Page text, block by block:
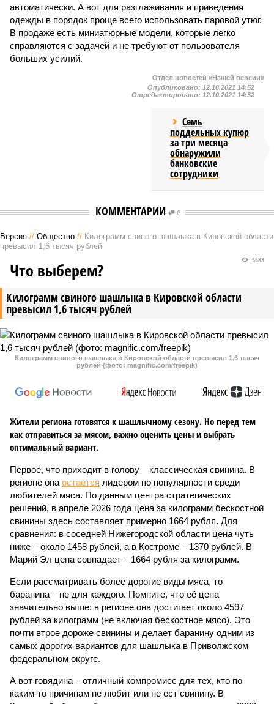
автоматически. А вот для разглаживания и приведения
одежды в порядок проще всего использовать паровой утюг.
В продаже есть миниатюрные модели, которые легко
справляются с задачей и не требуют от пользователя
больших усилий.
Отдел новостей «Нашей версии»
Опубликовано: 12.10.2021 14:52
Отредактировано: 12.10.2021 14:52
Семь
поддельных купюр
за три месяца
обнаружили
банковские
сотрудники
КОММЕНТАРИИ 0
Версия // Общество // Килограмм свиного шашлыка в Кировской области
превысил 1,6 тысяч рублей
Килограмм свиного шашлыка в Кировской области
превысил 1,6 тысяч рублей
5583
Что выберем?
Килограмм свиного шашлыка в Кировской области превысил 1,6 тысяч
рублей (фото: magnific.com/freepik)
Жители региона готовятся к шашлычному сезону. Но перед тем
как отправиться за мясом, важно оценить цены и выбрать
оптимальный вариант.
Первое, что приходит в голову – классическая свинина. В
регионе она остается лидером по популярности среди
любителей мяса. По данным центра стратегических
решений, в апреле 2026 года цена за килограмм бескостной
свинины здесь составляет примерно 1664 рубля. Для
сравнения: в соседней Нижегородской области цена чуть
ниже – около 1458 рублей, а в Костроме – 1370 рублей. В
Марий Эл цена совпадает – 1664 рубля за килограмм.
Если рассматривать более дорогие виды мяса, то
баранина – не для каждого. Помните, что её цена
значительно выше: в регионе она достигает около 4597
рублей за килограмм (не включая бескостное мясо). Это
почти втрое дороже свинины и делает баранину одним из
самых дорогих вариантов для шашлыка в Приволжском
федеральном округе.
А вот говядина – отличный компромисс для тех, кто по
каким-то причинам не любит или не ест свинину. В